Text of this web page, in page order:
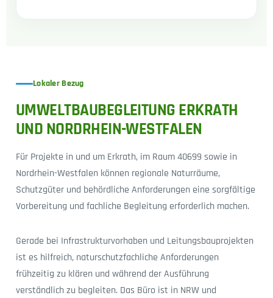
Lokaler Bezug
UMWELTBAUBEGLEITUNG ERKRATH
UND NORDRHEIN-WESTFALEN
Für Projekte in und um Erkrath, im Raum 40699 sowie in
Nordrhein-Westfalen können regionale Naturräume,
Schutzgüter und behördliche Anforderungen eine sorgfältige
Vorbereitung und fachliche Begleitung erforderlich machen.
Gerade bei Infrastrukturvorhaben und Leitungsbauprojekten
ist es hilfreich, naturschutzfachliche Anforderungen
frühzeitig zu klären und während der Ausführung
verständlich zu begleiten. Das Büro ist in NRW und